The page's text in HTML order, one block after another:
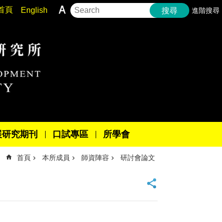
頁 English 搜尋 進階搜尋
究期刊 口試專區 所學會
首頁 本所成員 師資陣容 研討會論文